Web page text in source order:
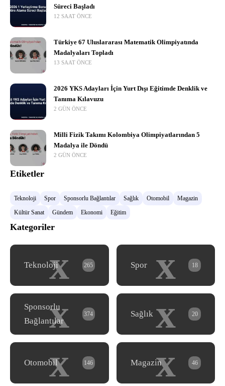
Süreci Başladı
12 SAAT ÖNCE
Türkiye 67 Uluslararası Matematik Olimpiyatında
Madalyaları Topladı
13 SAAT ÖNCE
2026 YKS Adayları İçin Yurt Dışı Eğitimde Denklik ve
Tanıma Kılavuzu
2 GÜN ÖNCE
Milli Fizik Takımı Kolombiya Olimpiyatlarından 5
Madalya ile Döndü
2 GÜN ÖNCE
Etiketler
Teknoloji Spor Sponsorlu Bağlantılar Sağlık Otomobil
Magazin
Kültür Sanat
Gündem Ekonomi Eğitim
Kategoriler
x
Teknoloji 265 x
Spor 18
x
Sponsorlu
Bağlantılar
374 x
Sağlık 20
x
Otomobil 146 x
Magazin 46